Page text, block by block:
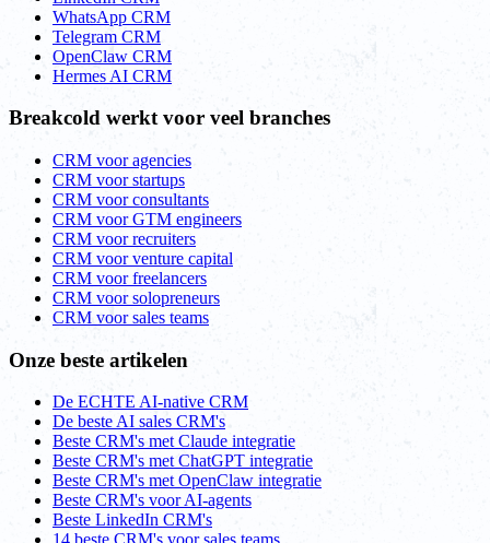
WhatsApp CRM
Telegram CRM
OpenClaw CRM
Hermes AI CRM
Breakcold werkt voor veel branches
CRM voor agencies
CRM voor startups
CRM voor consultants
CRM voor GTM engineers
CRM voor recruiters
CRM voor venture capital
CRM voor freelancers
CRM voor solopreneurs
CRM voor sales teams
Onze beste artikelen
De ECHTE AI-native CRM
De beste AI sales CRM's
Beste CRM's met Claude integratie
Beste CRM's met ChatGPT integratie
Beste CRM's met OpenClaw integratie
Beste CRM's voor AI-agents
Beste LinkedIn CRM's